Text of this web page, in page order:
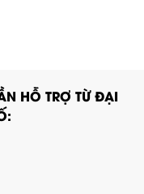
HỖ TRỢ TỪ ĐẠI